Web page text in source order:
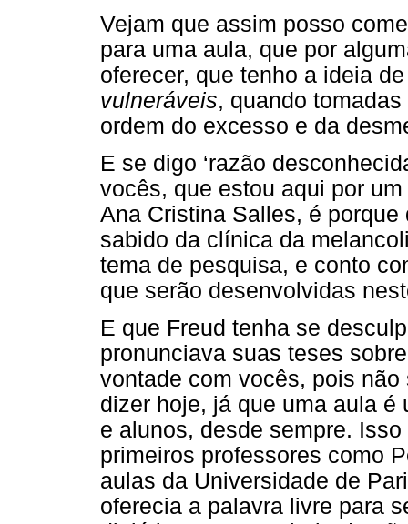
Vejam que assim posso
para uma aula, que por
oferecer, que tenho a ideia
vulneráveis, quando
ordem do excesso e da
E se digo ‘razão
vocês, que estou aqui por
Ana Cristina Salles, é
sabido da clínica da
tema de pesquisa, e conto
que serão desenvolvidas
E que Freud tenha se
pronunciava suas teses
vontade com vocês, pois
dizer hoje, já que uma aula é
e alunos, desde sempre.
primeiros professores como
aulas da Universidade de
oferecia a palavra livre para